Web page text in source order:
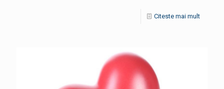
Citeste mai mult